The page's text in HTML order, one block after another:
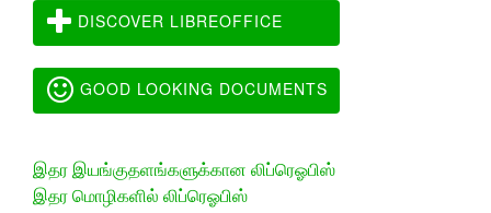
DISCOVER LIBREOFFICE
GOOD LOOKING DOCUMENTS
இதர இயங்குதளங்களுக்கான லிப்ரெஓபிஸ்
இதர மொழிகளில் லிப்ரெஓபிஸ்